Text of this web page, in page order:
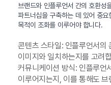
브랜드와 인플루언서 간의 호환성
파트너십을 구축하는 데 있어 중
목적이 조화를 이루어야 합니다.
콘텐츠 스타일: 인플루언서의
이미지와 일치하는지를 고려
커뮤니케이션 방식: 인플루언
이루어지는지, 이를 통해도 브